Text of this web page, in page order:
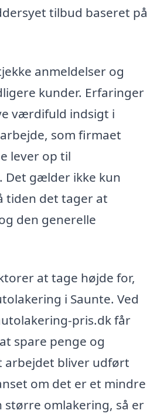
tilbud baseret på
anmeldelser og
kunder. Erfaringer
værdifuld indsigt i
som firmaet
lever op til
gælder ikke kun
tiden det tager at
den generelle
at tage højde for,
i Saunte. Ved
pris.dk får
spare penge og
arbejdet bliver udført
om det er et mindre
større omlakering, så er